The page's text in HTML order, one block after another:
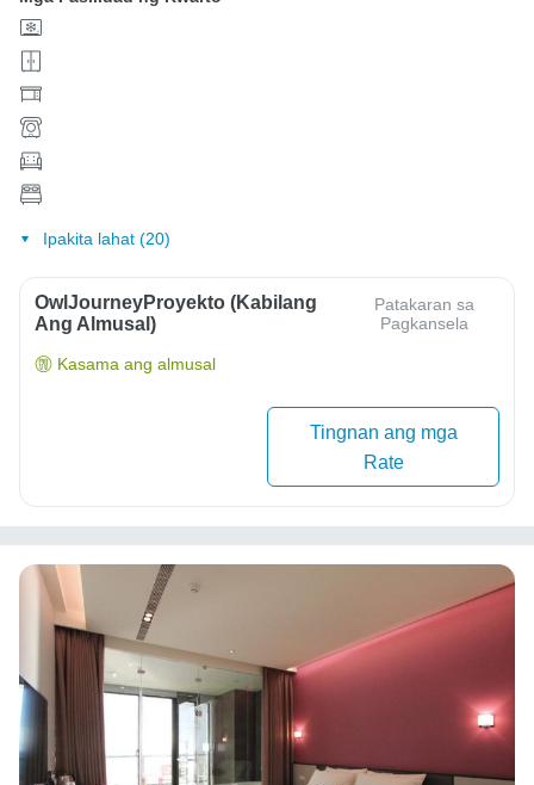
Ipakita lahat (20)
OwlJourneyProyekto (Kabilang
Ang Almusal)
Patakaran sa
Pagkansela
Kasama ang almusal
Tingnan ang mga
Rate